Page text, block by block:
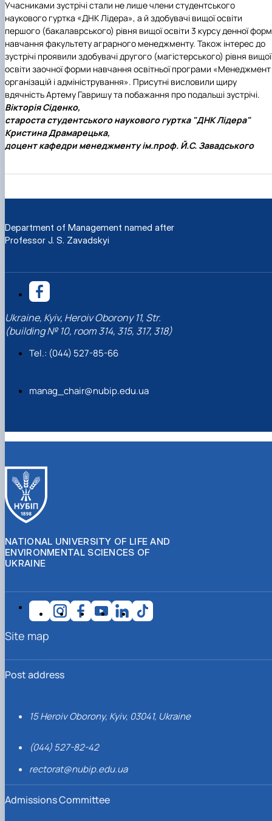
Учасниками зустрічі стали не лише члени студентського
наукового гуртка «ДНК Лідера», а й здобувачі вищої освіти
першого (бакалаврського) рівня вищої освіти 3 курсу денної
навчання факультету аграрного менеджменту. Також інтерес до
зустрічі проявили здобувачі другого (магістерського) рівня вищої
освіти заочної форми навчання освітньої програми «Менеджмент
організацій і адміністрування». Присутні висловили щиру
вдячність Артему Гавришу та побажання про подальші зустрічі.
Вікторія Сіденко,
староста студентського наукового гуртка "ДНК Лідера"
Кристина Драмарецька,
доцент кафедри менеджменту ім.проф. Й.С. Завадського
Department of Management named after
Professor J. S. Zavadskyi
Ukraine, Kyiv, Heroiv Oborony 11, Str.
(building № 10, room 314, 315, 317, 318)
Tel.: (044) 527-85-66
manag_chair@nubip.edu.ua
NATIONAL UNIVERSITY OF LIFE AND
ENVIRONMENTAL SCIENCES OF
UKRAINE
Post address
15 Heroiv Oborony, Kyiv, 03041, Ukraine
(044) 527-82-42
rectorat@nubip.edu.ua
Admissions Committee
Site map